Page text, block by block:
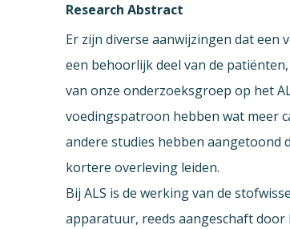
Research Abstract
Er zijn diverse aanwijzingen dat een
een behoorlijk deel van de
van onze onderzoeksgroep op het
voedingspatroon hebben wat meer
andere studies hebben aangetoond
kortere overleving leiden.
Bij ALS is de werking van de
apparatuur, reeds aangeschaft door